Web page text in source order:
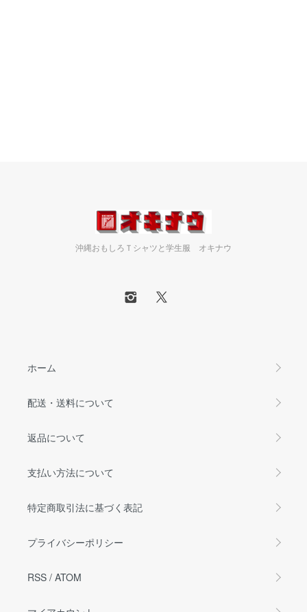
沖縄おもしろＴシャツと学生服 オキナウ
ホーム
配送・送料について
返品について
支払い方法について
特定商取引法に基づく表記
プライバシーポリシー
RSS / ATOM